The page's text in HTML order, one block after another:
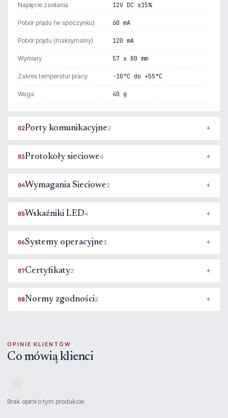
Napięcie zasilania 12V DC ±15%
Pobór prądu (w spoczynku) 60 mA
Pobór prądu (maksymalny) 120 mA
Wymiary 57 x 80 mm
Zakres temperatur pracy -10°C do +55°C
Waga 40 g
02Porty komunikacyjne2
03Protokoły sieciowe4
04Wymagania Sieciowe2
05Wskaźniki LED4
06Systemy operacyjne3
07Certyfikaty2
08Normy zgodności2
OPINIE KLIENTÓW
Co mówią klienci
Brak opinii o tym produkcie.